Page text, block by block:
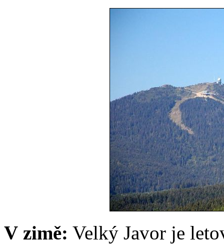
V zimě: Velký Javor je